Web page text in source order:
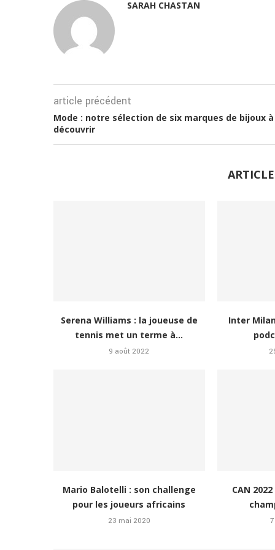
SARAH CHASTAN
article précédent
Mode : notre sélection de six marques de bijoux à
découvrir
Serena Williams : la joueuse de
tennis met un terme à...
9 août 2022
Inter
Mario Balotelli : son challenge
pour les joueurs africains
23 mai 2020
CAN